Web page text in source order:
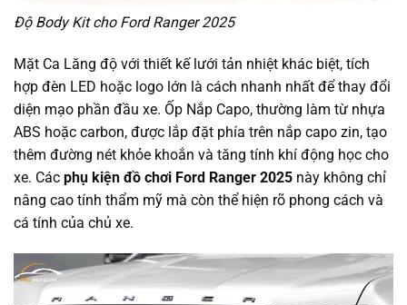
Độ Body Kit cho Ford Ranger 2025
Mặt Ca Lăng độ với thiết kế lưới tản nhiệt khác biệt, tích
hợp đèn LED hoặc logo lớn là cách nhanh nhất để thay đổi
diện mạo phần đầu xe. Ốp Nắp Capo, thường làm từ nhựa
ABS hoặc carbon, được lắp đặt phía trên nắp capo zin, tạo
thêm đường nét khỏe khoắn và tăng tính khí động học cho
xe. Các phụ kiện đồ chơi Ford Ranger 2025 này không chỉ
nâng cao tính thẩm mỹ mà còn thể hiện rõ phong cách và
cá tính của chủ xe.